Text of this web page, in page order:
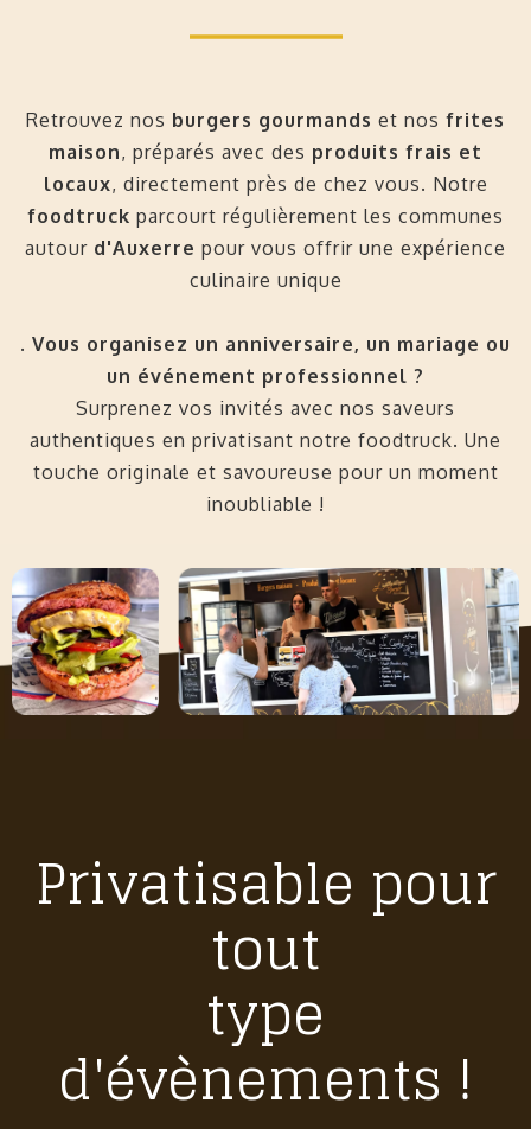
Retrouvez nos burgers gourmands et nos frites
maison, préparés avec des produits frais et
locaux, directement près de chez vous. Notre
foodtruck parcourt régulièrement les communes
autour d'Auxerre pour vous offrir une expérience
culinaire unique
. Vous organisez un anniversaire, un mariage ou
un événement professionnel ?
Surprenez vos invités avec nos saveurs
authentiques en privatisant notre foodtruck. Une
touche originale et savoureuse pour un moment
inoubliable !
Privatisable pour
tout
type
d'évènements !